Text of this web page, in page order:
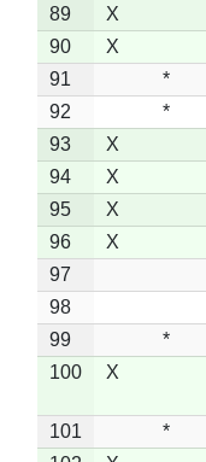
89
X
90
X
91
*
92
*
93
X
94
X
95
X
96
X
97
98
99
*
100
X
101 *